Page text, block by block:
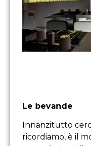
Le bevande
Innanzitutto
ricordiamo, è il